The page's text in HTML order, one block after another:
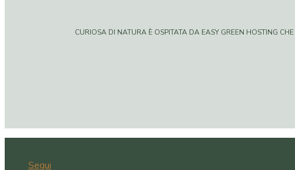
CURIOSA DI NATURA È OSPITATA DA EASY GREEN HOSTING
Segui